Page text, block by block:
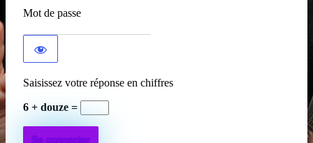
Mot de passe
Saisissez votre réponse en chiffres
6 + douze =